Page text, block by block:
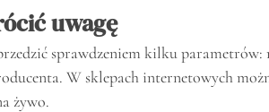
uwagę
sprawdzeniem kilku parametrów:
W sklepach internetowych
żywo.